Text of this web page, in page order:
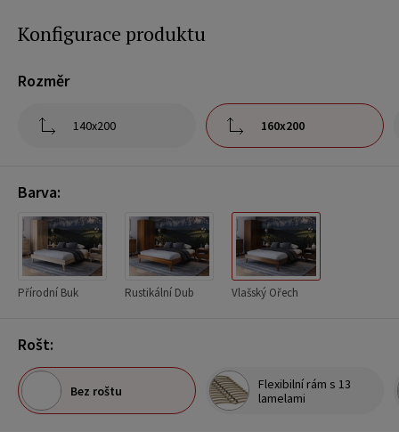
Konfigurace produktu
Rozměr
140x200 160x200
Barva:
Přírodní Buk Rustikální Dub Vlašský Ořech
Rošt:
Bez roštu
Flexibilní rám s 13
lamelami